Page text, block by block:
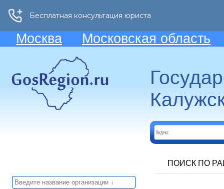
Москва Московская область
ПОИСК ПО